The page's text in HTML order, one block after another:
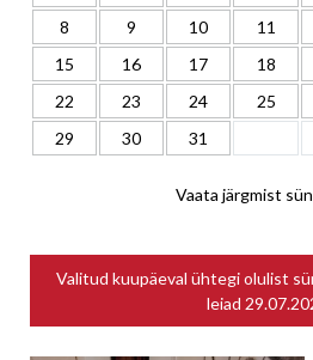
8
9 10 11
15
16 17 18
22
23 24 25
29
30 31
Vaata järgmist
Valitud kuupäeval ühtegi olulist
leiad